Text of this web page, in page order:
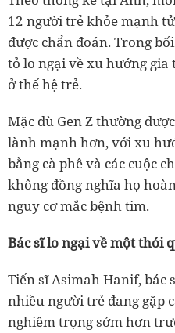
12 người trẻ khỏe mạnh
được chẩn đoán. Trong
tỏ lo ngại về xu hướng gia
ở thế hệ trẻ.
Mặc dù Gen Z thường
lành mạnh hơn, với xu
bằng cà phê và các cuộc
không đồng nghĩa họ
nguy cơ mắc bệnh tim.
Bác sĩ lo ngại về một thói
Tiến sĩ Asimah Hanif, bác
nhiều người trẻ đang gặp
nghiêm trọng sớm hơn